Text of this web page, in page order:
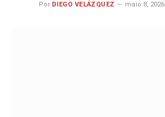
Por DIEGO VELÁZQUEZ maio 8, 2026